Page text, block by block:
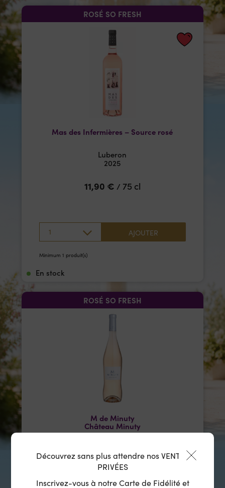
ROSÉ SO FRESH
Mas des Infermières – Source rosé
Luberon
2025
11,90 € / 75 cl
1 AJOUTER
Minimum 1 produit(s)
En stock
ROSÉ SO FRESH
M de Minuty
Château Minuty
15,50€ /75 cl
Découvrez sans plus attendre nos VENTES
PRIVÉES
Inscrivez-vous à notre Carte de Fidélité et